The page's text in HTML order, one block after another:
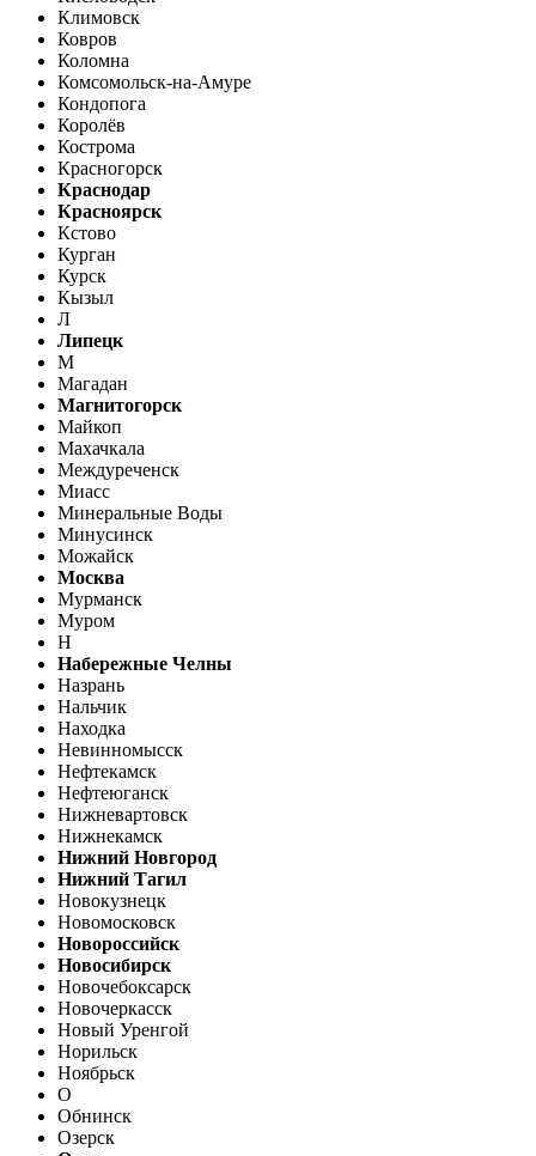
Климовск
Ковров
Коломна
Комсомольск-на-Амуре
Кондопога
Королёв
Кострома
Красногорск
Краснодар
Красноярск
Кстово
Курган
Курск
Кызыл
Л
Липецк
М
Магадан
Магнитогорск
Майкоп
Махачкала
Междуреченск
Миасс
Минеральные Воды
Минусинск
Можайск
Москва
Мурманск
Муром
Н
Набережные Челны
Назрань
Нальчик
Находка
Невинномысск
Нефтекамск
Нефтеюганск
Нижневартовск
Нижнекамск
Нижний Новгород
Нижний Тагил
Новокузнецк
Новомосковск
Новороссийск
Новосибирск
Новочебоксарск
Новочеркасск
Новый Уренгой
Норильск
Ноябрьск
О
Обнинск
Озерск